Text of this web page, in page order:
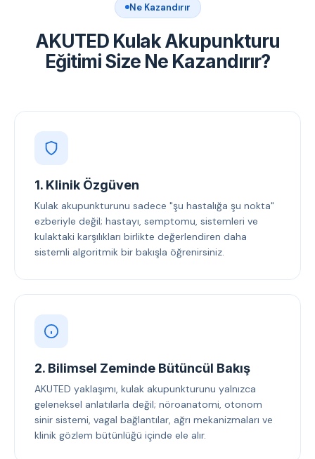
Ne Kazandırır
AKUTED Kulak Akupunkturu
Eğitimi Size Ne Kazandırır?
1. Klinik Özgüven
Kulak akupunkturunu sadece "şu hastalığa şu nokta"
ezberiyle değil; hastayı, semptomu, sistemleri ve
kulaktaki karşılıkları birlikte değerlendiren daha
sistemli algoritmik bir bakışla öğrenirsiniz.
2. Bilimsel Zeminde Bütüncül Bakış
AKUTED yaklaşımı, kulak akupunkturunu yalnızca
geleneksel anlatılarla değil; nöroanatomi, otonom
sinir sistemi, vagal bağlantılar, ağrı mekanizmaları ve
klinik gözlem bütünlüğü içinde ele alır.